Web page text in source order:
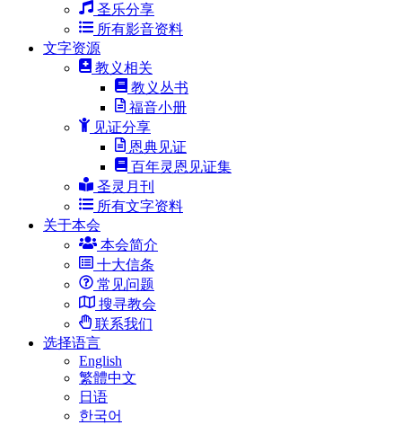
圣乐分享
所有影音资料
文字资源
教义相关
教义丛书
福音小册
见证分享
恩典见证
百年灵恩见证集
圣灵月刊
所有文字资料
关于本会
本会简介
十大信条
常见问题
搜寻教会
联系我们
选择语言
English
繁體中文
日语
한국어